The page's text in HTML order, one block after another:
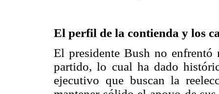
El perfil de la contienda y los
El presidente Bush no
partido, lo cual ha dado
ejecutivo que buscan la